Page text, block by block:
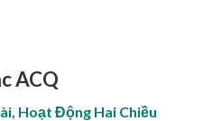
ACQ
Hoạt Động Hai Chiều